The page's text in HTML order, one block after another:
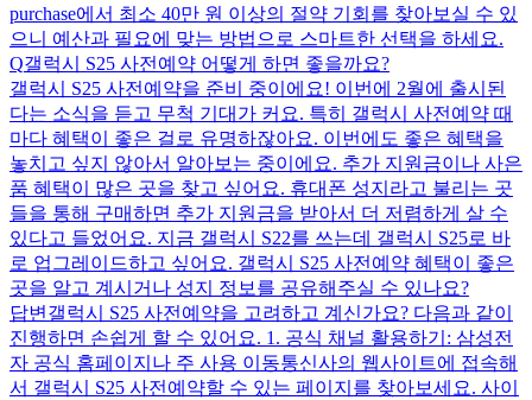
purchase에서 최소 40만 원 이상의 절약 기회를 찾아보실 수 있
으니 예산과 필요에 맞는 방법으로 스마트한 선택을 하세요.
Q갤럭시 S25 사전예약 어떻게 하면 좋을까요?
갤럭시 S25 사전예약을 준비 중이에요! 이번에 2월에 출시된
다는 소식을 듣고 무척 기대가 커요. 특히 갤럭시 사전예약 때
마다 혜택이 좋은 걸로 유명하잖아요. 이번에도 좋은 혜택을
놓치고 싶지 않아서 알아보는 중이에요. 추가 지원금이나 사은
품 혜택이 많은 곳을 찾고 싶어요. 휴대폰 성지라고 불리는 곳
들을 통해 구매하면 추가 지원금을 받아서 더 저렴하게 살 수
있다고 들었어요. 지금 갤럭시 S22를 쓰는데 갤럭시 S25로 바
로 업그레이드하고 싶어요. 갤럭시 S25 사전예약 혜택이 좋은
곳을 알고 계시거나 성지 정보를 공유해주실 수 있나요?
답변 갤럭시 S25 사전예약을 고려하고 계신가요? 다음과 같이
진행하면 손쉽게 할 수 있어요. 1. 공식 채널 활용하기: 삼성전
자 공식 홈페이지나 주 사용 이동통신사의 웹사이트에 접속해
서 갤럭시 S25 사전예약할 수 있는 페이지를 찾아보세요. 사이